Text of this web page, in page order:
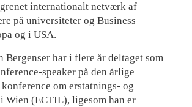
internationalt netværk af
på universiteter og Business
og i USA.
Bergenser har i flere år deltaget som
speaker på den årlige
om erstatnings- og
Wien (ECTIL), ligesom han er